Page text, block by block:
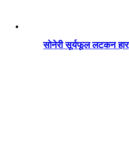
सोनेरी सूर्यफूल लटकन हार